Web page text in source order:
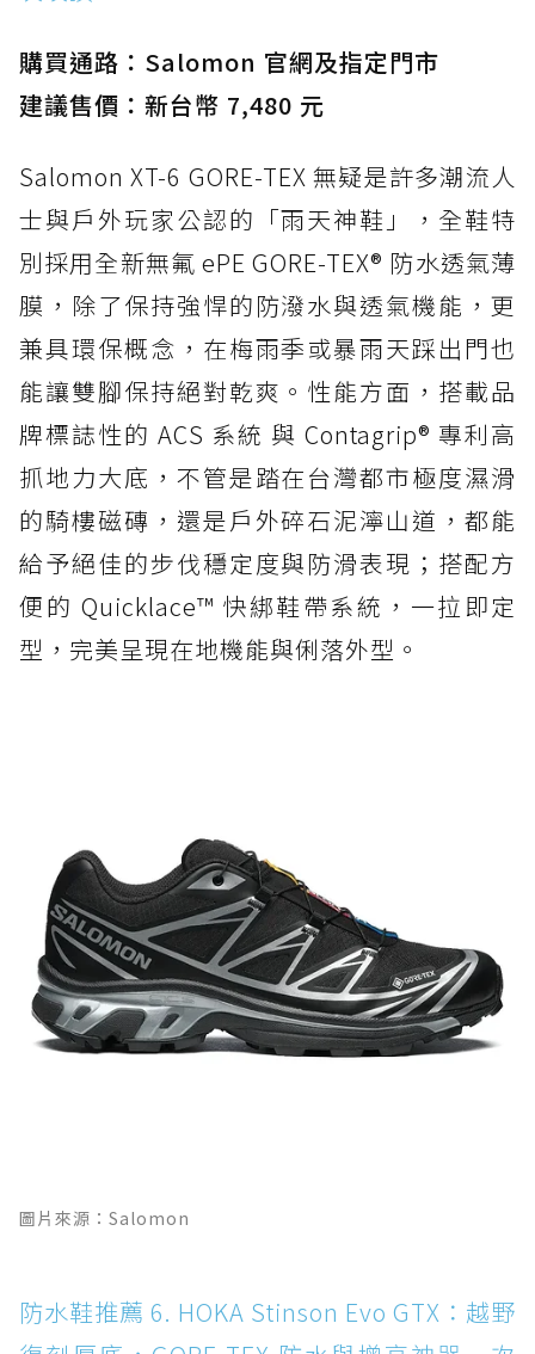
購買通路：Salomon 官網及指定門市
建議售價：新台幣 7,480 元
Salomon XT-6 GORE-TEX 無疑是許多潮流人
士與戶外玩家公認的「雨天神鞋」，全鞋特
別採用全新無氟 ePE GORE-TEX® 防水透氣薄
膜，除了保持強悍的防潑水與透氣機能，更
兼具環保概念，在梅雨季或暴雨天踩出門也
能讓雙腳保持絕對乾爽。性能方面，搭載品
牌標誌性的 ACS 系統 與 Contagrip® 專利高
抓地力大底，不管是踏在台灣都市極度濕滑
的騎樓磁磚，還是戶外碎石泥濘山道，都能
給予絕佳的步伐穩定度與防滑表現；搭配方
便的 Quicklace™ 快綁鞋帶系統，一拉即定
型，完美呈現在地機能與俐落外型。
圖片來源：Salomon
防水鞋推薦 6. HOKA Stinson Evo GTX：越野